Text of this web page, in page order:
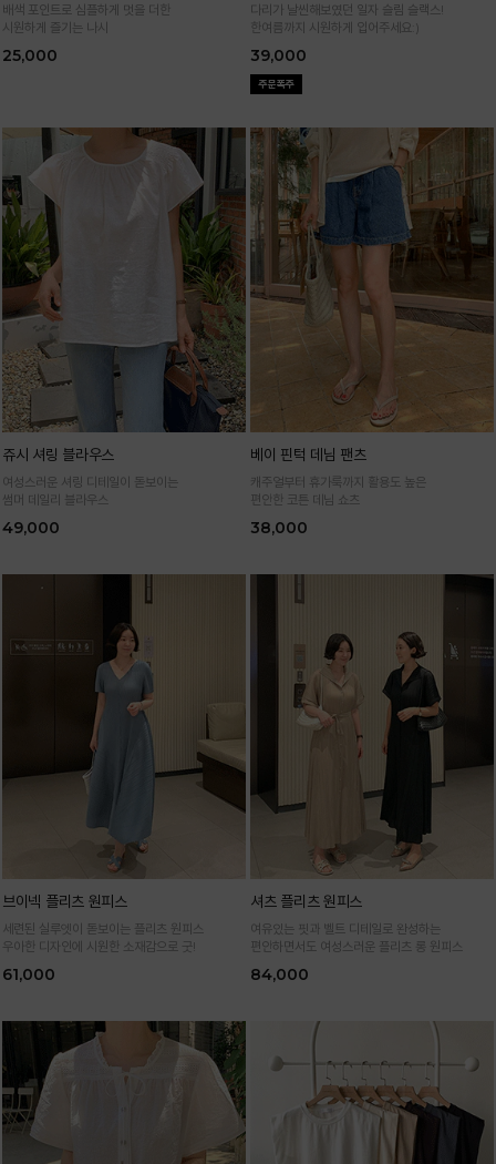
배색 포인트로 심플하게 멋을 더한
시원하게 즐기는 나시
25,000
다리가 날씬해보였던 일자 슬림 슬랙스!
한여름까지 시원하게 입어주세요:)
39,000
쥬시 셔링 블라우스
여성스러운 셔링 디테일이 돋보이는
썸머 데일리 블라우스
49,000
베이 핀턱 데님 팬츠
캐주얼부터 휴가룩까지 활용도 높은
편안한 코튼 데님 쇼츠
38,000
브이넥 플리츠 원피스
세련된 실루엣이 돋보이는 플리츠 원피스
우아한 디자인에 시원한 소재감으로 굿!
61,000
셔츠 플리츠 원피스
여유있는 핏과 벨트 디테일로 완성하는
편안하면서도 여성스러운 플리츠 롱 원피스
84,000